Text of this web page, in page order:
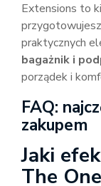
Extensions to
praktycznych
bagażnik i
porządek i
FAQ:
zakupem
Jaki
The